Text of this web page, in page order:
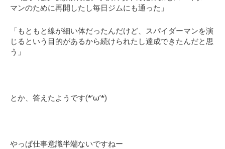
マンのために再開したし毎日ジムにも通った」
「もともと線が細い体だったんだけど、スパイダーマンを演
じるという目的があるから続けられたし達成できたんだと思
う」
とか、答えたようです(*’ω’*)
やっぱ仕事意識半端ないですねー